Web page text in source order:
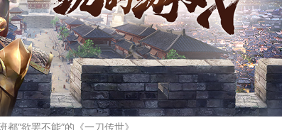
都“欲罢不能”的《一刀传世》